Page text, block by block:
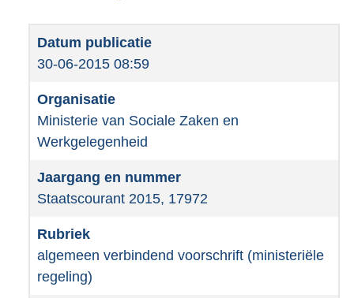
30-06-2015 08:59
Ministerie van Sociale Zaken en
Werkgelegenheid
Staatscourant 2015, 17972
algemeen verbindend voorschrift (ministeriële
regeling)